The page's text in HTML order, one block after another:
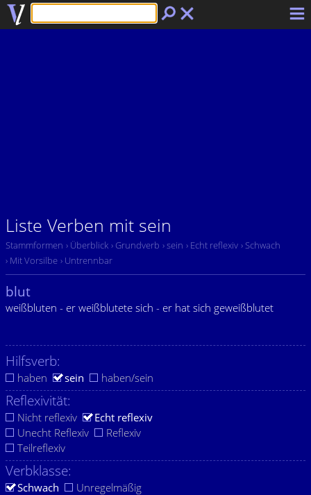
Liste Verben mit sein
Stammformen › Überblick › Grundverb › sein › Echt reflexiv › Schwach
› Mit Vorsilbe › Untrennbar
blut
weißbluten - er weißblutete sich - er hat sich geweißblutet
Hilfsverb:
haben sein haben/sein
Reflexivität:
Nicht reflexiv
Echt reflexiv
Unecht Reflexiv
Reflexiv
Teilreflexiv
Verbklasse:
Schwach
Unregelmäßig